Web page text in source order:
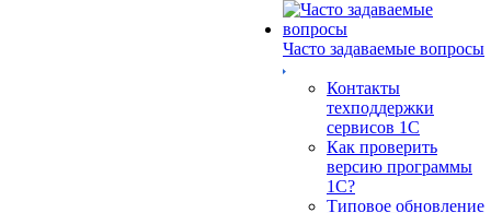
Часто задаваемые вопросы
Контакты
техподдержки
сервисов 1С
Как проверить
версию программы
1С?
Типовое обновление